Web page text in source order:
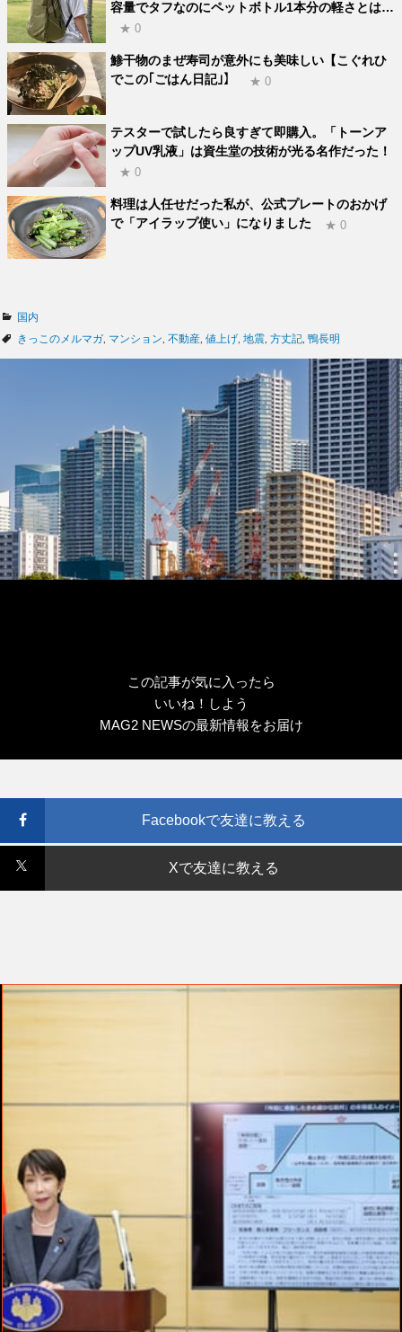
容量でタフなのにペットボトル1本分の軽さとは…
★ 0
鯵干物のまぜ寿司が意外にも美味しい【こぐれひ
でこの｢ごはん日記｣】
★ 0
テスターで試したら良すぎて即購入。「トーンア
ップUV乳液」は資生堂の技術が光る名作だった！
★ 0
料理は人任せだった私が、公式プレートのおかげ
で「アイラップ使い」になりました
★ 0
カ
テ
国内
タ
きっこのメルマガ マンション 不動産 値上げ 地震 方丈記 鴨長明
この記事が気に入ったら
いいね！しよう
MAG2 NEWSの最新情報をお届け
Facebookで友達に教える
Xで友達に教える